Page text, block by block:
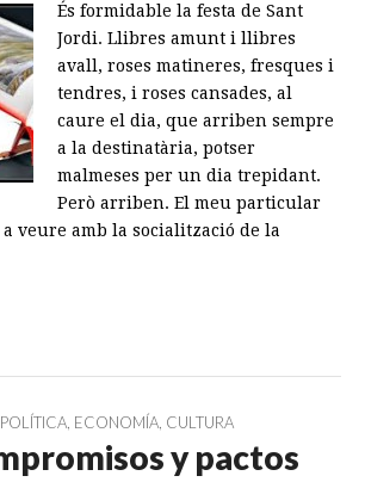
És formidable la festa de Sant
Jordi. Llibres amunt i llibres
avall, roses matineres, fresques i
tendres, i roses cansades, al
caure el dia, que arriben sempre
a la destinatària, potser
malmeses per un dia trepidant.
Però arriben. El meu particular
veure amb la socialització de la
POLÍTICA, ECONOMÍA, CULTURA
y pactos